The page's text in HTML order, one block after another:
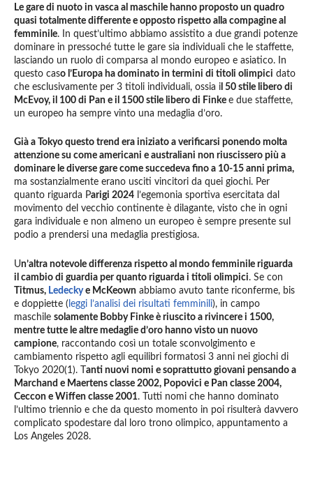
Le gare di nuoto in vasca al maschile hanno proposto un quadro
quasi totalmente differente e opposto rispetto alla compagine al
femminile. In quest’ultimo abbiamo assistito a due grandi potenze
dominare in pressoché tutte le gare sia individuali che le staffette,
lasciando un ruolo di comparsa al mondo europeo e asiatico. In
questo caso l’Europa ha dominato in termini di titoli olimpici dato
che esclusivamente per 3 titoli individuali, ossia i l 50 stile libero di
McEvoy, il 100 di Pan e il 1500 stile libero di Finke e due staffette,
un europeo ha sempre vinto una medaglia d’oro.
Già a Tokyo questo trend era iniziato a verificarsi ponendo molta
attenzione su come americani e australiani non riuscissero più a
dominare le diverse gare come succedeva fino a 10-15 anni prima,
ma sostanzialmente erano usciti vincitori da quei giochi. Per
quanto riguarda Parigi 2024 l’egemonia sportiva esercitata dal
movimento del vecchio continente è dilagante, visto che in ogni
gara individuale e non almeno un europeo è sempre presente sul
podio a prendersi una medaglia prestigiosa.
Un’altra notevole differenza rispetto al mondo femminile riguarda
il cambio di guardia per quanto riguarda i titoli olimpici. Se con
Titmus, Ledeckye McKeown abbiamo avuto tante riconferme, bis
e doppiette ( leggi l’analisi dei risultati femminili), in campo
maschile solamente Bobby Finke è riuscito a rivincere i 1500,
mentre tutte le altre medaglie d’oro hanno visto un nuovo
campione, raccontando così un totale sconvolgimento e
cambiamento rispetto agli equilibri formatosi 3 anni nei giochi di
Tokyo 2020(1). T anti nuovi nomi e soprattutto giovani pensando a
Marchand e Maertens classe 2002, Popovici e Pan classe 2004,
Ceccon e Wiffen classe 2001. Tutti nomi che hanno dominato
l’ultimo triennio e che da questo momento in poi risulterà davvero
complicato spodestare dal loro trono olimpico, appuntamento a
Los Angeles 2028.